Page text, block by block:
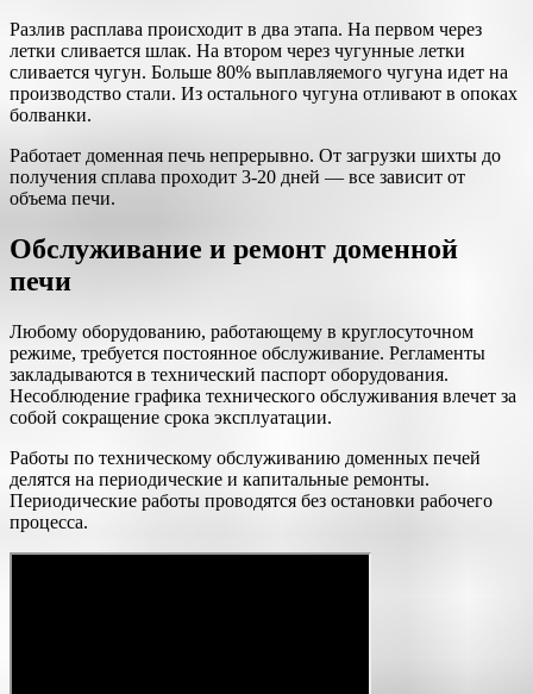
Разлив расплава происходит в два этапа. На первом через
летки сливается шлак. На втором через чугунные летки
сливается чугун. Больше 80% выплавляемого чугуна идет на
производство стали. Из остального чугуна отливают в опоках
болванки.
Работает доменная печь непрерывно. От загрузки шихты до
получения сплава проходит 3-20 дней — все зависит от
объема печи.
Обслуживание и ремонт доменной
печи
Любому оборудованию, работающему в круглосуточном
режиме, требуется постоянное обслуживание. Регламенты
закладываются в технический паспорт оборудования.
Несоблюдение графика технического обслуживания влечет за
собой сокращение срока эксплуатации.
Работы по техническому обслуживанию доменных печей
делятся на периодические и капитальные ремонты.
Периодические работы проводятся без остановки рабочего
процесса.